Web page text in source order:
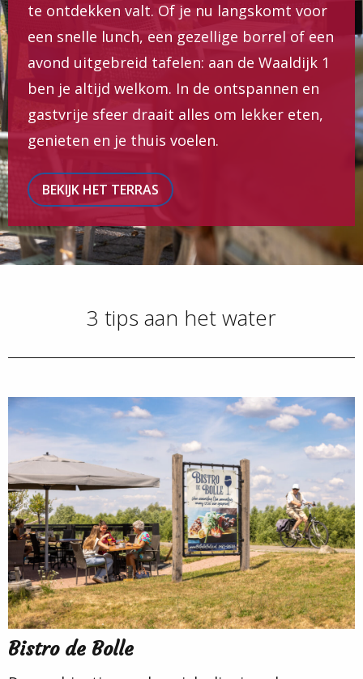
te ontdekken valt. Of je nu langskomt voor
een snelle lunch, een gezellige borrel of een
avond uitgebreid tafelen: aan de Waaldijk 1
ben je altijd welkom. In de ontspannen en
gastvrije sfeer draait alles om lekker eten,
genieten en je thuis voelen.
BEKIJK HET TERRAS
3 tips aan het water
Bistro de Bolle